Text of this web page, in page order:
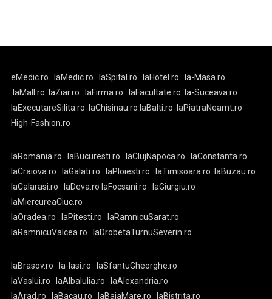
eMedic.ro laMedic.ro laSpital.ro laHotel.ro
la-Masa.ro
laMall.ro
laZiar.ro laFirma.ro laFacultate.ro
la-Suceava.ro
laExecutareSilita.ro
laChisinau.ro laBalti.ro
laPiatraNeamt.ro
High-Fashion.ro
laRomania.ro laBucuresti.ro laClujNapoca.ro
laConstanta.ro
laCraiova.ro
laGalati.ro laPloiesti.ro laTimisoara.ro
laBuzau.ro
laCalarasi.ro
laDeva.ro laFocsani.ro
laGiurgiu.ro
laMiercureaCiuc.ro
laOradea.ro
laPitesti.ro
laRamnicuSarat.ro
laRamnicuValcea.ro
laDrobetaTurnuSeverin.ro
laBrasov.ro la-Iasi.ro
laSfantuGheorghe.ro
laVaslui.ro
laAlbaIulia.ro
laAlexandria.ro
laArad.ro
laBacau.ro laBaiaMare.ro laBistrita.ro